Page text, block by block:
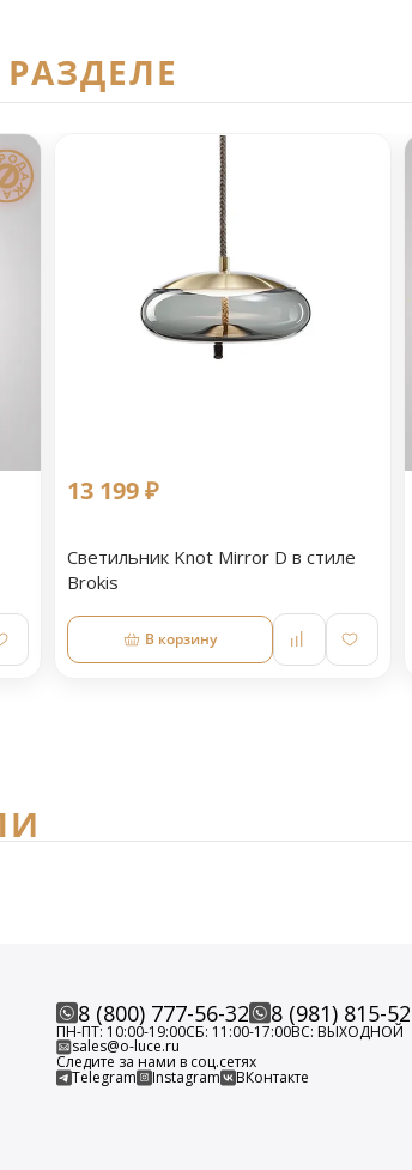
13 199 ₽
Светильник Knot Mirror D в стиле
Brokis
В корзину
8 (800) 777-56-32 8 (981) 815-
ПН-ПТ: 10:00-19:00СБ: 11:00-17:00ВС: ВЫХОДНОЙ
sales@o-luce.ru
Следите за нами в соц.сетях
Telegram Instagram ВКонтакте